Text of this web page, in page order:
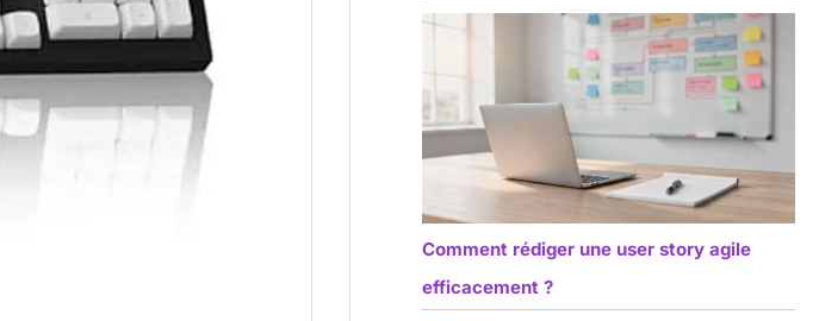
Comment rédiger une user story agile
efficacement ?